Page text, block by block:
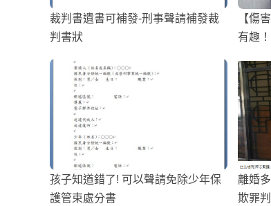
裁判書遺書可補發-刑事聲請補發裁
判書狀
【傷
有趣
孩子知道錯了! 可以聲請免除少年保
護管束處分書
離婚
欺罪